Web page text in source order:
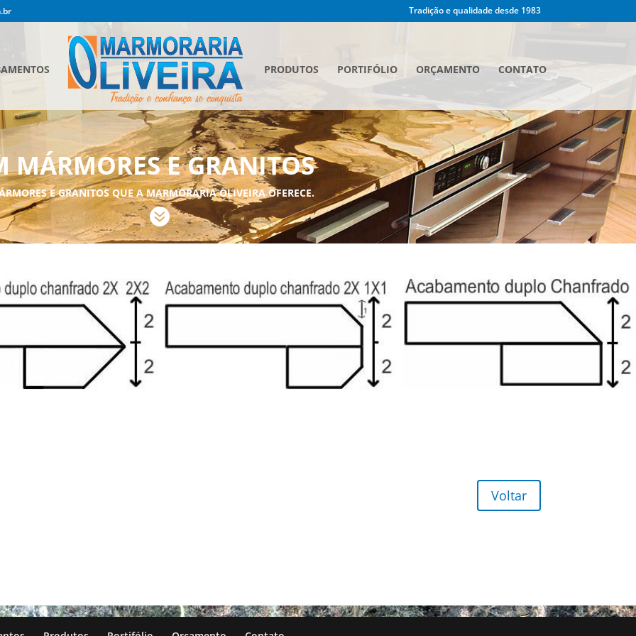
Tradição e qualidade desde 1983
PRODUTOS PORTIFÓLIO ORÇAMENTO CONTATO
MÁRMORES E GRANITOS
E GRANITOS QUE A MARMORARIA OLIVEIRA OFERECE.

Voltar